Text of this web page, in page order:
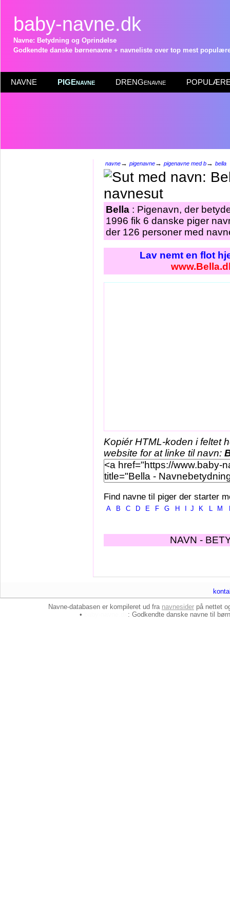
baby-navne.dk
Navne: Betydning og Oprindelse
Godkendte danske børnenavne + navneliste over top mest
NAVNE PIGEnavne DRENGenavne POPULÆRE
navne→ pigenavne→ pigenavne med b→ bella
Bella : Pigenavn, der
1996 fik 6 danske piger
der 126 personer med
Lav nemt en flot
Kopiér HTML-koden i feltet
website for at linke til navn:
Find navne til piger der starter
A B C D E F G H J K L M
NAVN -
Navne-databasen er kompileret ud fra navnesider på nettet
•
: Godkendte danske navne til børn